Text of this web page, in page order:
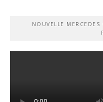
NOUVELLE